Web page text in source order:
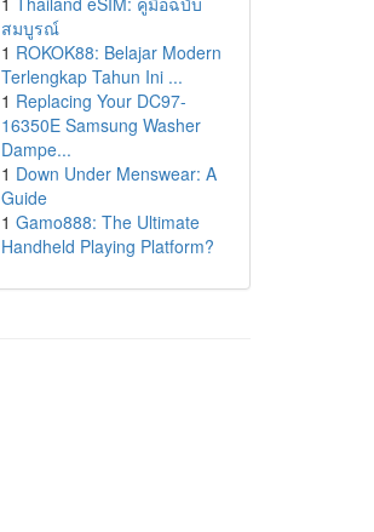
สมบูรณ์
1 ROKOK88: Belajar Modern
Terlengkap Tahun Ini ...
1 Replacing Your DC97-
16350E Samsung Washer
Dampe...
1 Down Under Menswear: A
Guide
1 Gamo888: The Ultimate
Handheld Playing Platform?